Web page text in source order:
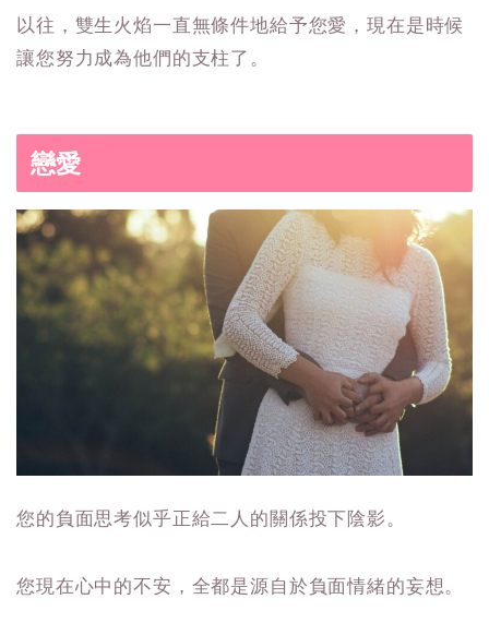
以往，雙生火焰一直無條件地給予您愛，現在是時候
讓您努力成為他們的支柱了。
戀愛
您的負面思考似乎正給二人的關係投下陰影。
您現在心中的不安，全都是源自於負面情緒的妄想。